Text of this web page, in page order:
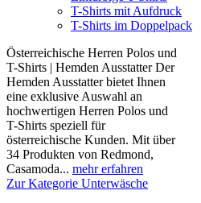
T-Shirts mit Aufdruck
T-Shirts im Doppelpack
Österreichische Herren Polos und
T-Shirts | Hemden Ausstatter Der
Hemden Ausstatter bietet Ihnen
eine exklusive Auswahl an
hochwertigen Herren Polos und
T-Shirts speziell für
österreichische Kunden. Mit über
34 Produkten von Redmond,
Casamoda... mehr erfahren
Zur Kategorie Unterwäsche